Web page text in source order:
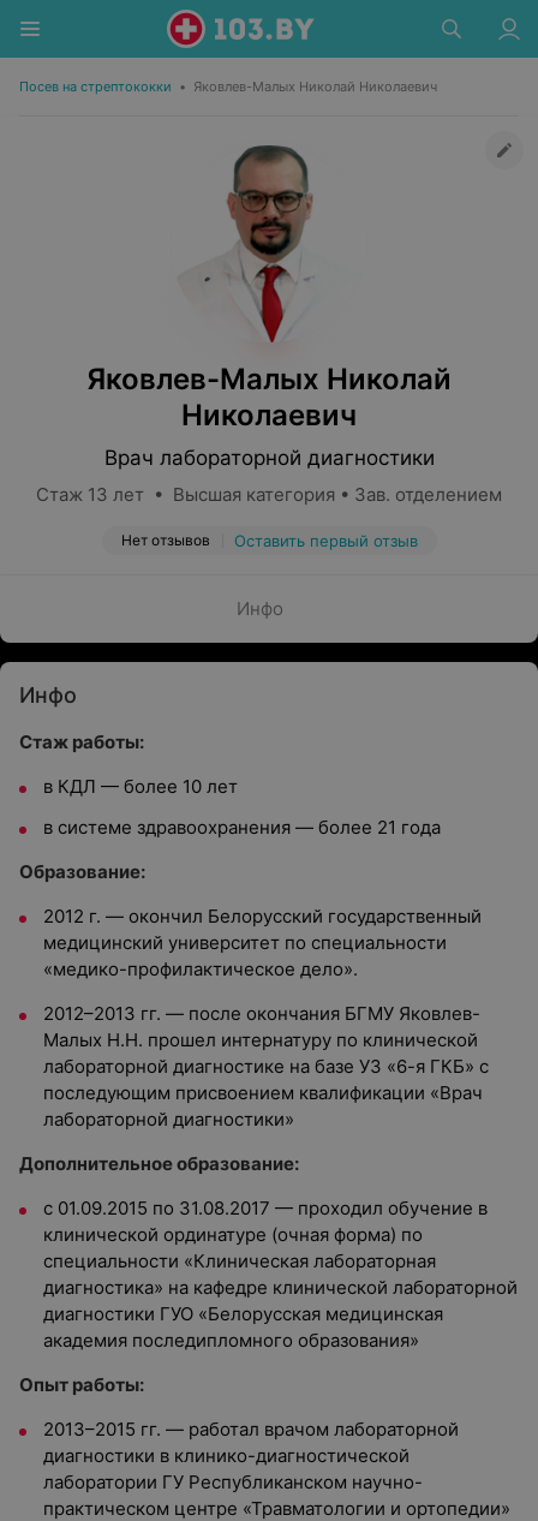
Посев на стрептококки • Яковлев-Малых Николай Николаевич
Яковлев-Малых Николай
Николаевич
Врач лабораторной диагностики
Стаж 13 лет • Высшая категория • Зав. отделением
Нет отзывов Оставить первый отзыв
Инфо
Инфо
Стаж работы:
в КДЛ — более 10 лет
в системе здравоохранения — более 21 года
Образование:
2012 г. — окончил Белорусский государственный
медицинский университет по специальности
«медико-профилактическое дело».
2012–2013 гг. — после окончания БГМУ Яковлев-
Малых Н.Н. прошел интернатуру по клинической
лабораторной диагностике на базе УЗ «6-я ГКБ» с
последующим присвоением квалификации «Врач
лабораторной диагностики»
Дополнительное образование:
с 01.09.2015 по 31.08.2017 — проходил обучение в
клинической ординатуре (очная форма) по
специальности «Клиническая лабораторная
диагностика» на кафедре клинической лабораторной
диагностики ГУО «Белорусская медицинская
академия последипломного образования»
Опыт работы:
2013–2015 гг. — работал врачом лабораторной
диагностики в клинико-диагностической
лаборатории ГУ Республиканском научно-
практическом центре «Травматологии и ортопедии»